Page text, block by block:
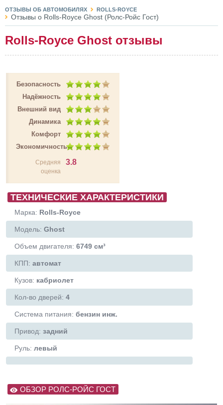
ОТЗЫВЫ ОБ АВТОМОБИЛЯХ ROLLS-ROYCE
Отзывы о Rolls-Royce Ghost (Ролс-Ройс Гост)
Rolls-Royce Ghost отзывы
Безопасность
Надёжность
Внешний вид
Динамика
Комфорт
Экономичность
Средняя
оценка
3.8
ТЕХНИЧЕСКИЕ ХАРАКТЕРИСТИКИ
Марка: Rolls-Royce
Модель: Ghost
Объем двигателя: 6749 см³
КПП: автомат
Кузов: кабриолет
Кол-во дверей: 4
Система питания: бензин инж.
Привод: задний
Руль: левый
ОБЗОР РОЛС-РОЙС ГОСТ